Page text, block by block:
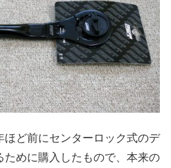
ほど前にセンターロック式のデ
ために購入したもので、本来の